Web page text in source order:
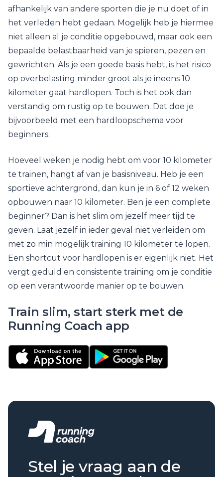
afhankelijk van andere sporten die je nu doet of in
het verleden hebt gedaan. Mogelijk heb je hiermee
niet alleen al je conditie opgebouwd, maar ook een
bepaalde belastbaarheid van je spieren, pezen en
gewrichten. Als je een goede basis hebt, is het risico
op overbelasting minder groot als je ineens 10
kilometer gaat hardlopen. Toch is het ook dan
verstandig om rustig op te bouwen. Dat doe je
bijvoorbeeld met een hardloopschema voor
beginners.
Hoeveel weken je nodig hebt om voor 10 kilometer
te trainen, hangt af van je basisniveau. Heb je een
sportieve achtergrond, dan kun je in 6 of 12 weken
opbouwen naar 10 kilometer. Ben je een complete
beginner? Dan is het slim om jezelf meer tijd te
geven. Laat jezelf in ieder geval niet verleiden om
met zo min mogelijk training 10 kilometer te lopen.
Een shortcut voor hardlopen is er eigenlijk niet. Het
vergt geduld en consistente training om je conditie
op een verantwoorde manier op te bouwen.
Train slim, start sterk met de
Running Coach app
Stel je vraag aan de